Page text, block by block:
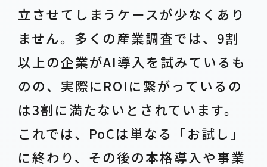
立させてしまうケースが少なくあり
ません。多くの産業調査では、9割
以上の企業がAI導入を試みているも
のの、実際にROIに繋がっているの
は3割に満たないとされています。
これでは、PoCは単なる「お試し」
に終わり、その後の本格導入や事業